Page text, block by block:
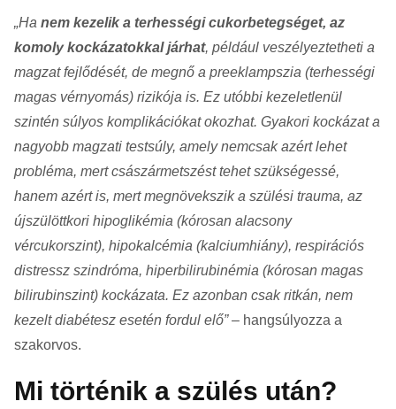
„Ha nem kezelik a terhességi cukorbetegséget, az
komoly kockázatokkal járhat, például veszélyeztetheti a
magzat fejlődését, de megnő a preeklampszia (terhességi
magas vérnyomás) rizikója is. Ez utóbbi kezeletlenül
szintén súlyos komplikációkat okozhat. Gyakori kockázat a
nagyobb magzati testsúly, amely nemcsak azért lehet
probléma, mert császármetszést tehet szükségessé,
hanem azért is, mert megnövekszik a szülési trauma, az
újszülöttkori hipoglikémia (kórosan alacsony
vércukorszint), hipokalcémia (kalciumhiány), respirációs
distressz szindróma, hiperbilirubinémia (kórosan magas
bilirubinszint) kockázata. Ez azonban csak ritkán, nem
kezelt diabétesz esetén fordul elő”– hangsúlyozza a
szakorvos.
Mi történik a szülés után?